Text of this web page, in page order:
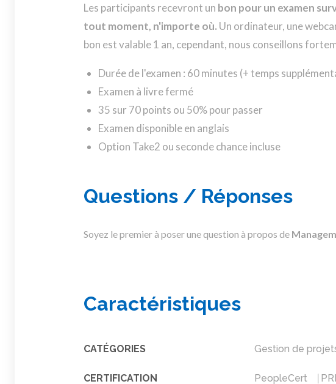
Les participants recevront un bon pour un examen
tout moment, n'importe où. Un ordinateur, une
bon est valable 1 an, cependant, nous conseillons
Durée de l'examen : 60 minutes (+ temps
Examen à livre fermé
35 sur 70 points ou 50% pour passer
Examen disponible en anglais
Option Take2 ou seconde chance incluse
Questions / Réponses
Soyez le premier à poser une question à propos de
Caractéristiques
CATÉGORIES Gestion de
CERTIFICATION PeopleCert ⎹